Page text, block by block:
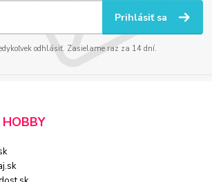
Prihlásiť sa
odhlásiť. Zasielame raz za 14 dní.